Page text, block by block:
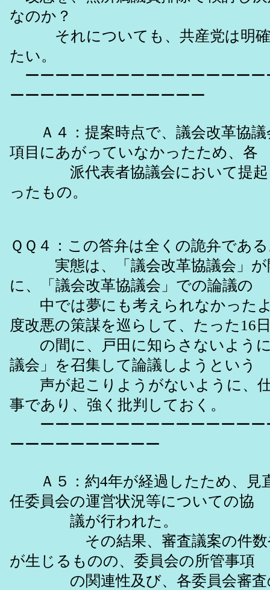
なのか？
それについても、共産党は明確
たい。
ーーーーーーーーーーーーーーーー
ーーーーーーーーーーーーー
Ａ４：提案時点で、議会改革協議
項目にあがっていなかったため、各
派代表者協議会において提起
ったもの。
ＱＱ４：この答弁は全くの詭弁であ
実態は、「議会改革協議会」が
に、「議会改革協議会」での論議の
中では夢にも考えられなかった
度改悪の策謀を巡らして、たった16
の間に、戸田に知らさないように
議会」を召集して論議しようという
声が起こりようがないように、
事であり、強く批判しておく。
ーーーーーーーーーーーーーーー
ーーーーーーーーーー
Ａ５：約4年が経過したため、見
任委員会の運営状況等についての協
議が行われた。
その結果、審査議案の件数や
が生じるものの、委員会の所管事項
の関連性及び、各委員会審査